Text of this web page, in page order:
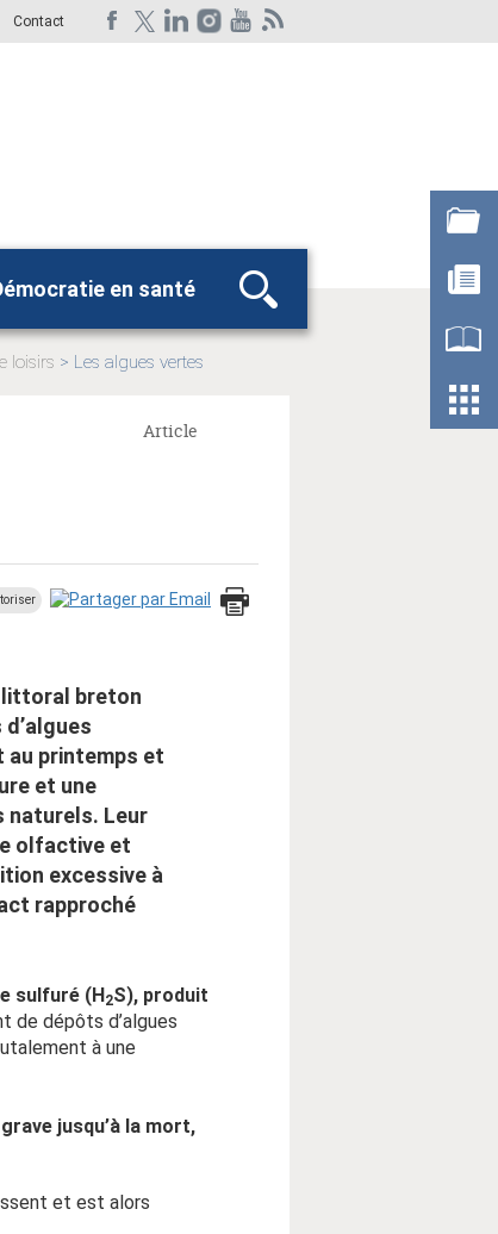
Contact
en santé
Rechercher
loisirs
Les algues vertes
Article
littoral breton
au printemps et
et une
naturels. Leur
olfactive et
excessive à
rapproché
sulfuré (H 2S), produit
de dépôts d’algues
à une
jusqu’à la mort,
et est alors